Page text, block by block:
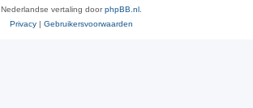
Nederlandse vertaling doorphpBB.nl
Privacy | Gebruikersvoorwaarden